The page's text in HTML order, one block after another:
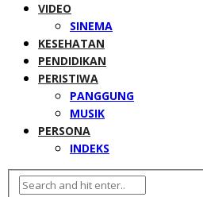
VIDEO
SINEMA
KESEHATAN
PENDIDIKAN
PERISTIWA
PANGGUNG
MUSIK
PERSONA
INDEKS